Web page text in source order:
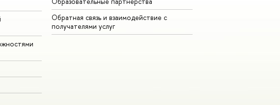
Обратная связь и взаимодействие с
получателями услуг